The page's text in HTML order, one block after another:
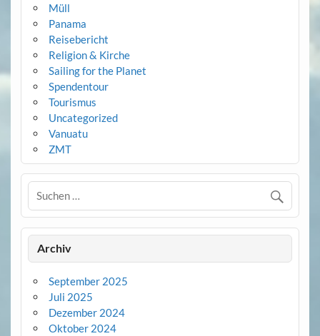
Müll
Panama
Reisebericht
Religion & Kirche
Sailing for the Planet
Spendentour
Tourismus
Uncategorized
Vanuatu
ZMT
Archiv
September 2025
Juli 2025
Dezember 2024
Oktober 2024